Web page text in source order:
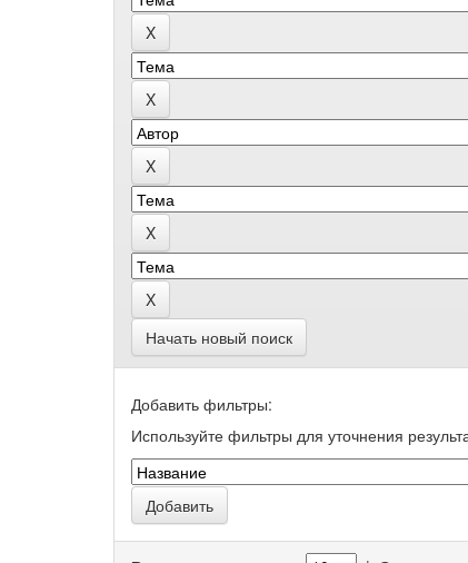
Начать новый поиск
Добавить фильтры:
Используйте фильтры для уточнения